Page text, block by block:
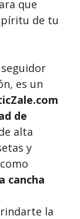
que
de tu
es un
de
alta
y
cancha
la